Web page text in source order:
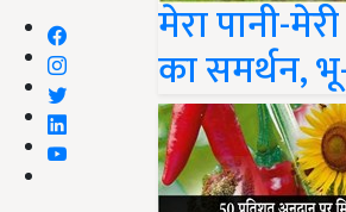
मेरा पानी-
का समर्थन,